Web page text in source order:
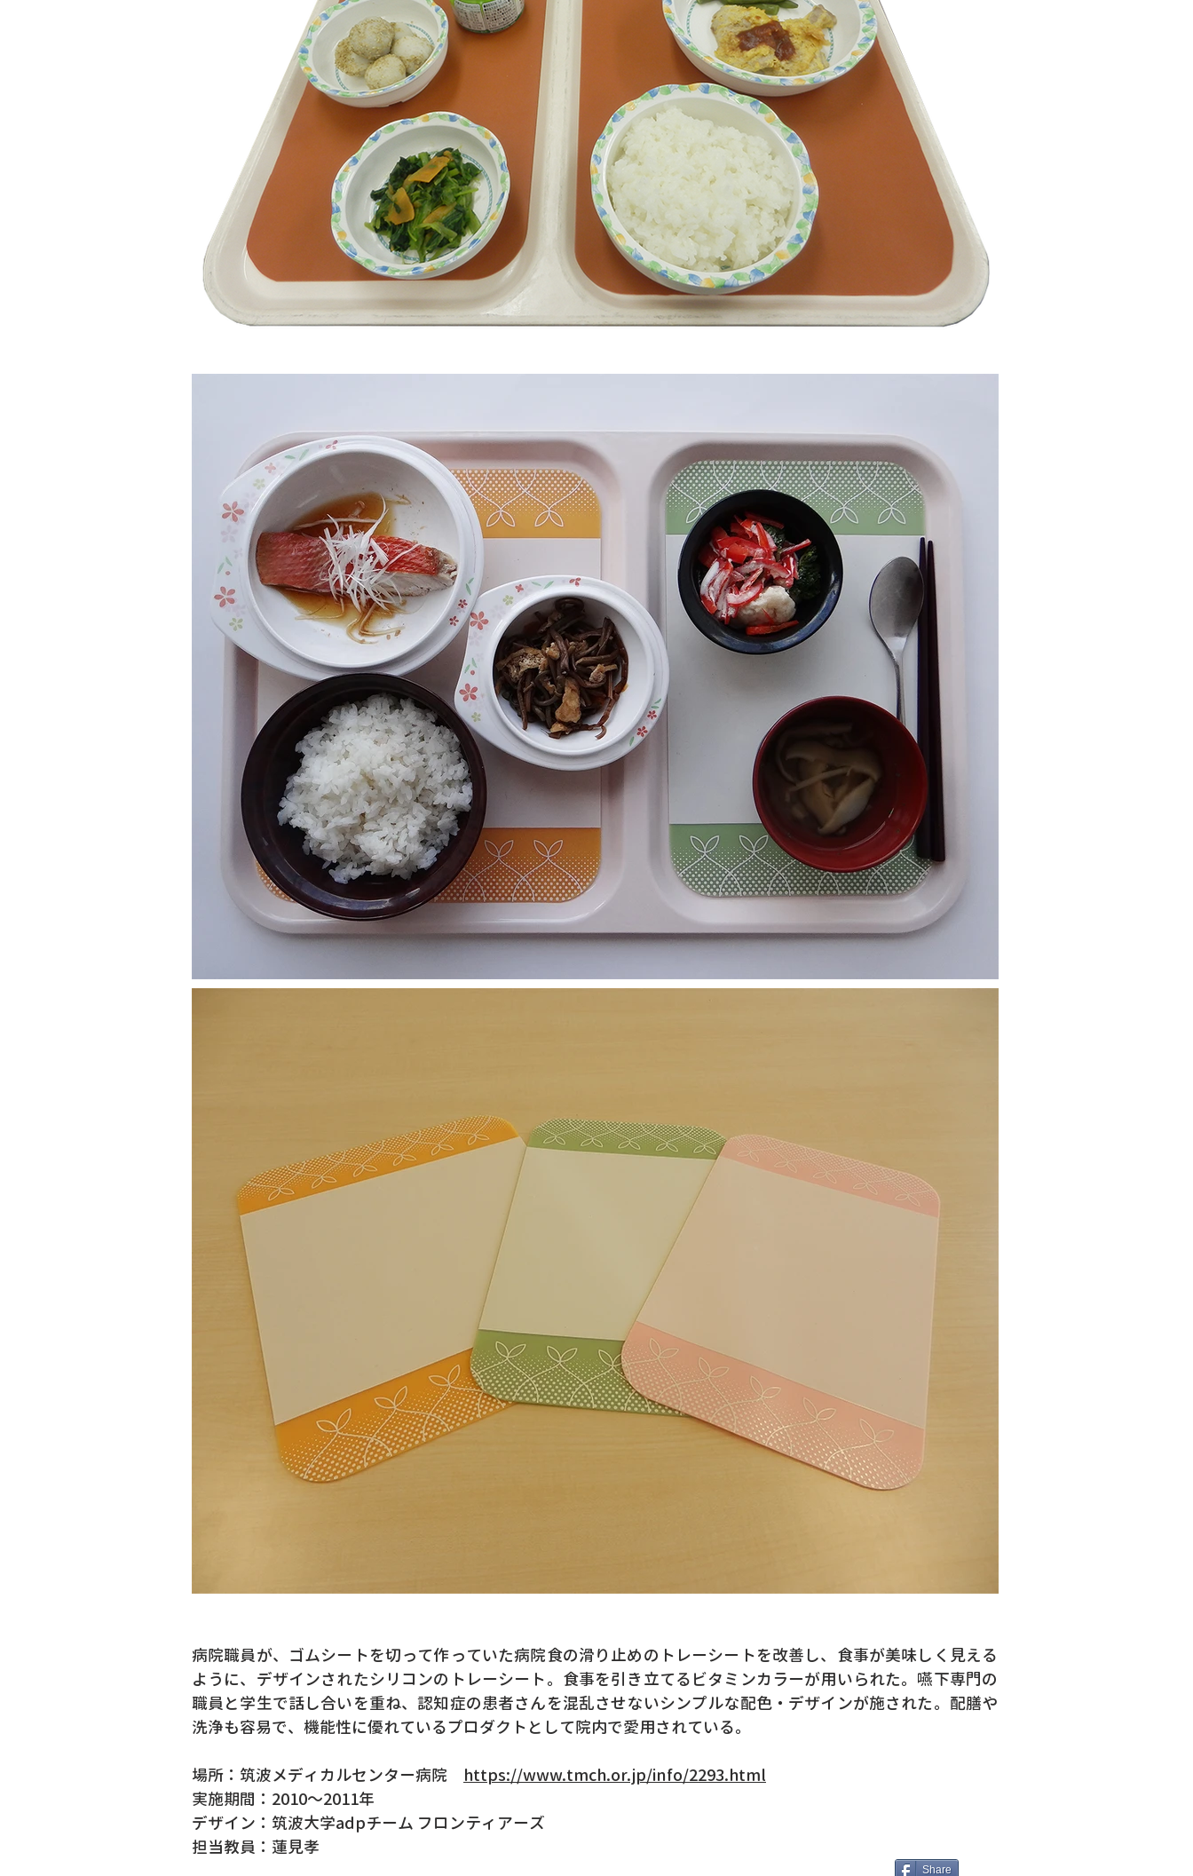
病院職員が、ゴムシートを切って作っていた病院食の滑り止めのトレーシートを改善し、食事が美味しく見える
ように、デザインされたシリコンのトレーシート。食事を引き立てるビタミンカラーが用いられた。嚥下専門の
職員と学生で話し合いを重ね、認知症の患者さんを混乱させないシンプルな配色・デザインが施された。配膳や
洗浄も容易で、機能性に優れているプロダクトとして院内で愛用されている。
場所：筑波メディカルセンター病院 https://www.tmch.or.jp/info/2293.html
実施期間：2010〜2011年
デザイン：筑波大学adpチーム フロンティアーズ
担当教員：蓮見孝
Share